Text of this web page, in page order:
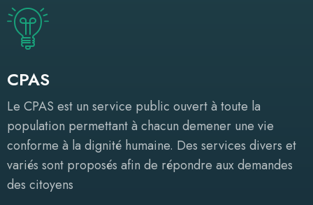
CPAS
Le CPAS est un service public ouvert à toute la
population permettant à chacun demener une vie
conforme à la dignité humaine. Des services divers et
variés sont proposés afin de répondre aux demandes
des citoyens